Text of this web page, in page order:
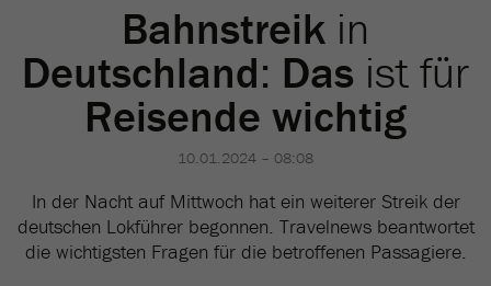
Bahnstreik in
Deutschland: Das ist für
Reisende wichtig
10.01.2024 – 08:08
In der Nacht auf Mittwoch hat ein weiterer Streik der
deutschen Lokführer begonnen. Travelnews beantwortet
die wichtigsten Fragen für die betroffenen Passagiere.